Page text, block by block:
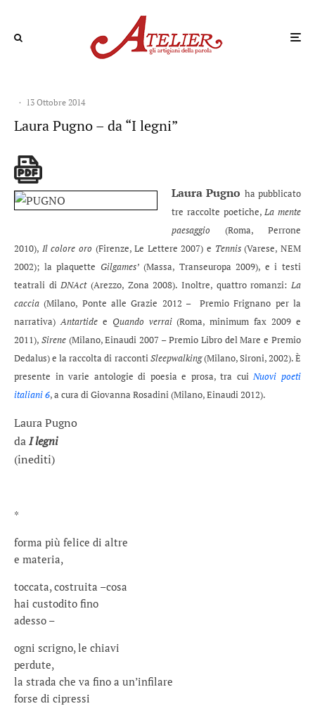
· 13 Ottobre 2014
Laura Pugno – da “I legni”
Laura Pugno ha pubblicato
tre raccolte poetiche,La mente
paesaggio (Roma, Perrone
2010), Il colore oro (Firenze, Le Lettere 2007) e Tennis(Varese, NEM
2002); la plaquette Gilgames’(Massa, Transeuropa 2009), e i testi
teatrali diDNAct(Arezzo, Zona 2008). Inoltre, quattro romanzi:La
caccia (Milano, Ponte alle Grazie 2012 – Premio Frignano per la
narrativa)Antartidee Quando verrai(Roma, minimum fax 2009 e
2011), Sirene(Milano, Einaudi 2007 – Premio Libro del Mare e Premio
Dedalus) e la raccolta di raccontiSleepwalking(Milano, Sironi, 2002). È
presente in varie antologie di poesia e prosa, tra cuiNuovi poeti
italiani 6, a cura di Giovanna Rosadini (Milano, Einaudi 2012).
Laura Pugno
daI legni
(inediti)
*
forma più felice di altre
e materia,
toccata, costruita –cosa
hai custodito fino
adesso –
ogni scrigno, le chiavi
perdute,
la strada che va fino a un’infilare
forse di cipressi